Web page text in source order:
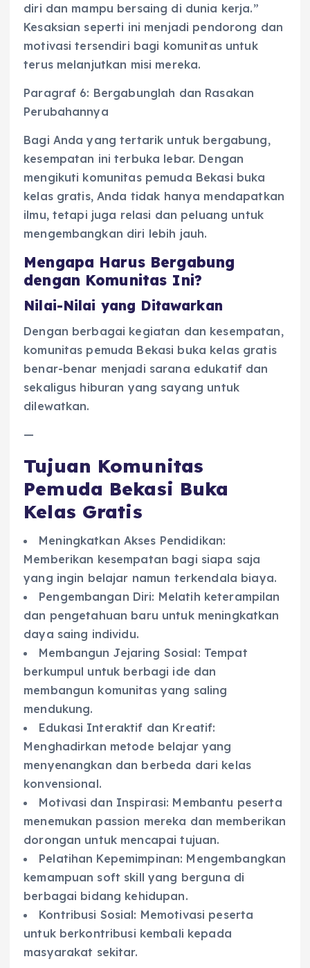
diri dan mampu bersaing di dunia kerja.”
Kesaksian seperti ini menjadi pendorong dan
motivasi tersendiri bagi komunitas untuk
terus melanjutkan misi mereka.
Paragraf 6: Bergabunglah dan Rasakan
Perubahannya
Bagi Anda yang tertarik untuk bergabung,
kesempatan ini terbuka lebar. Dengan
mengikuti komunitas pemuda Bekasi buka
kelas gratis, Anda tidak hanya mendapatkan
ilmu, tetapi juga relasi dan peluang untuk
mengembangkan diri lebih jauh.
Mengapa Harus Bergabung
dengan Komunitas Ini?
Nilai-Nilai yang Ditawarkan
Dengan berbagai kegiatan dan kesempatan,
komunitas pemuda Bekasi buka kelas gratis
benar-benar menjadi sarana edukatif dan
sekaligus hiburan yang sayang untuk
dilewatkan.
—
Tujuan Komunitas
Pemuda Bekasi Buka
Kelas Gratis
Meningkatkan Akses Pendidikan:
Memberikan kesempatan bagi siapa saja
yang ingin belajar namun terkendala biaya.
Pengembangan Diri: Melatih keterampilan
dan pengetahuan baru untuk meningkatkan
daya saing individu.
Membangun Jejaring Sosial: Tempat
berkumpul untuk berbagi ide dan
membangun komunitas yang saling
mendukung.
Edukasi Interaktif dan Kreatif:
Menghadirkan metode belajar yang
menyenangkan dan berbeda dari kelas
konvensional.
Motivasi dan Inspirasi: Membantu peserta
menemukan passion mereka dan memberikan
dorongan untuk mencapai tujuan.
Pelatihan Kepemimpinan: Mengembangkan
kemampuan soft skill yang berguna di
berbagai bidang kehidupan.
Kontribusi Sosial: Memotivasi peserta
untuk berkontribusi kembali kepada
masyarakat sekitar.